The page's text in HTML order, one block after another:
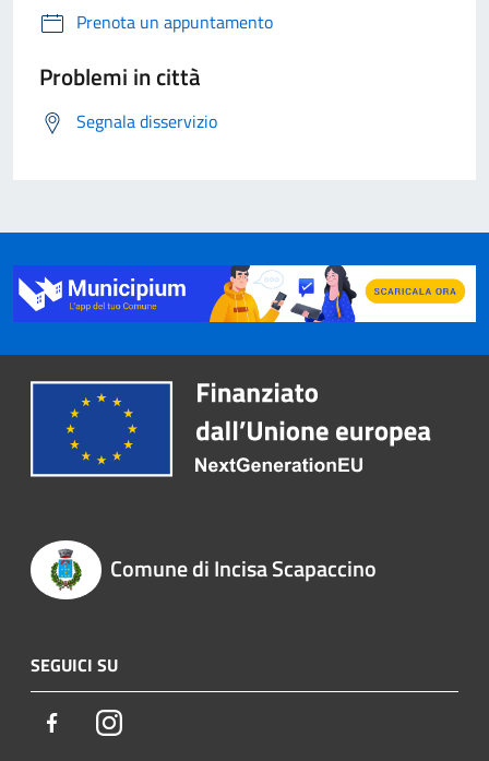
Prenota un appuntamento
Problemi in città
Segnala disservizio
Comune di Incisa Scapaccino
SEGUICI SU
FacebookInstagram